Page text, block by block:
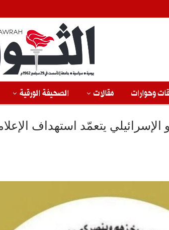
وحوارات مقالات الصحيفة الورقية
يتعمّد استهداف